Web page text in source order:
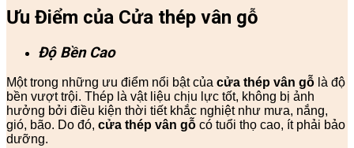
Ưu Điểm của Cửa thép vân gỗ
Độ Bền Cao
Một trong những ưu điểm nổi bật của cửa thép vân gỗ là độ
bền vượt trội. Thép là vật liệu chịu lực tốt, không bị ảnh
hưởng bởi điều kiện thời tiết khắc nghiệt như mưa, nắng,
gió, bão. Do đó, cửa thép vân gỗ có tuổi thọ cao, ít phải bảo
dưỡng.